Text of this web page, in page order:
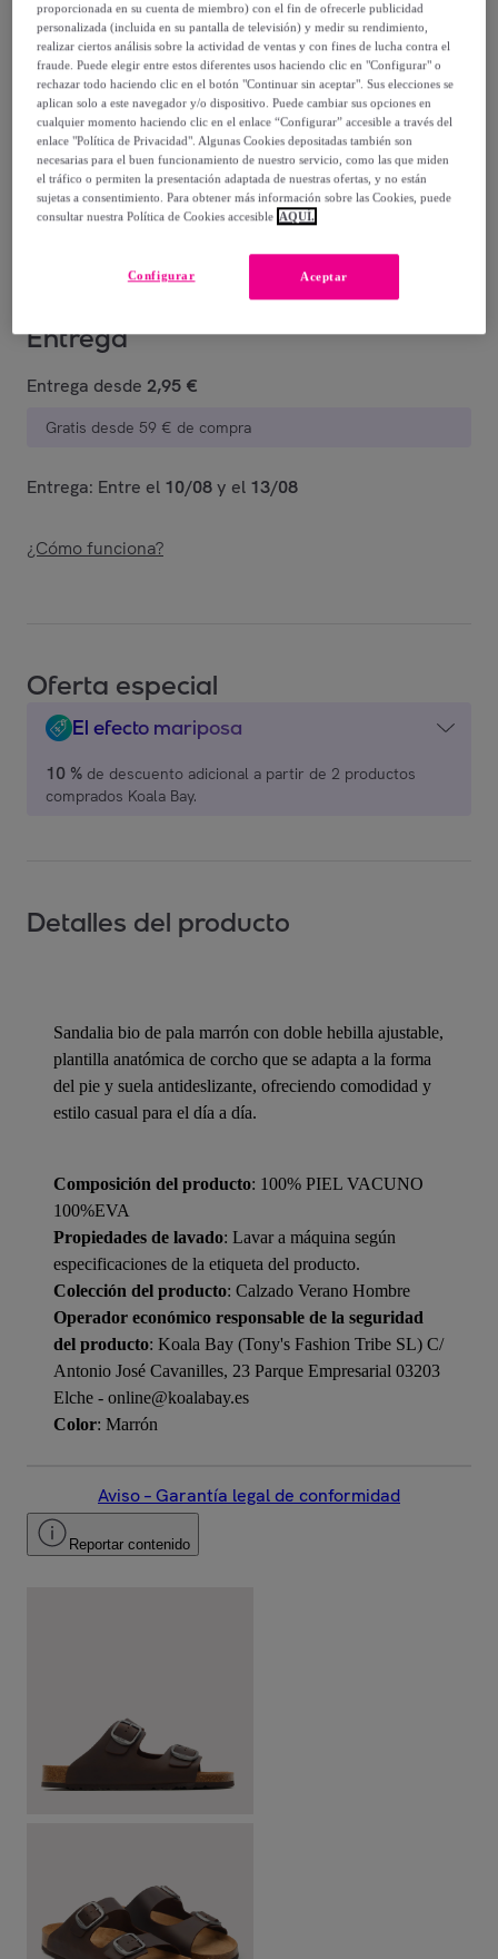
Marrón Negro
Guía de tallas
Vendido porKoala Bay
Entrega
Entrega desde 2,95 €
Gratis desde 59 € de compra
Entrega: Entre el 10/08y el 13/08
¿Cómo funciona?
Oferta especial
El efecto mariposa
10 % de descuento adicional a partir de 2 productos
comprados Koala Bay.
Detalles del producto
Sandalia bio de pala marrón con doble hebilla ajustable,
plantilla anatómica de corcho que se adapta a la forma
del pie y suela antideslizante, ofreciendo comodidad y
estilo casual para el día a día.
Composición del producto: 100% PIEL VACUNO
100%EVA
Propiedades de lavado: Lavar a máquina según
especificaciones de la etiqueta del producto.
Colección del producto: Calzado Verano Hombre
Operador económico responsable de la seguridad
del producto: Koala Bay (Tony's Fashion Tribe SL) C/
Antonio José Cavanilles, 23 Parque Empresarial 03203
Elche - online@koalabay.es
Color: Marrón
Aviso – Garantía legal de conformidad
Reportar contenido
proporcionada en su cuenta de miembro) con el fin de ofrecerle publicidad
personalizada (incluida en su pantalla de televisión) y medir su rendimiento,
realizar ciertos análisis sobre la actividad de ventas y con fines de lucha contra el
fraude. Puede elegir entre estos diferentes usos haciendo clic en "Configurar" o
rechazar todo haciendo clic en el botón "Continuar sin aceptar". Sus elecciones se
aplican solo a este navegador y/o dispositivo. Puede cambiar sus opciones en
cualquier momento haciendo clic en el enlace “Configurar” accesible a través del
enlace "Política de Privacidad". Algunas Cookies depositadas también son
necesarias para el buen funcionamiento de nuestro servicio, como las que miden
el tráfico o permiten la presentación adaptada de nuestras ofertas, y no están
sujetas a consentimiento. Para obtener más información sobre las Cookies, puede
consultar nuestra Política de Cookies accesible AQUÍ.
Aceptar
Configurar